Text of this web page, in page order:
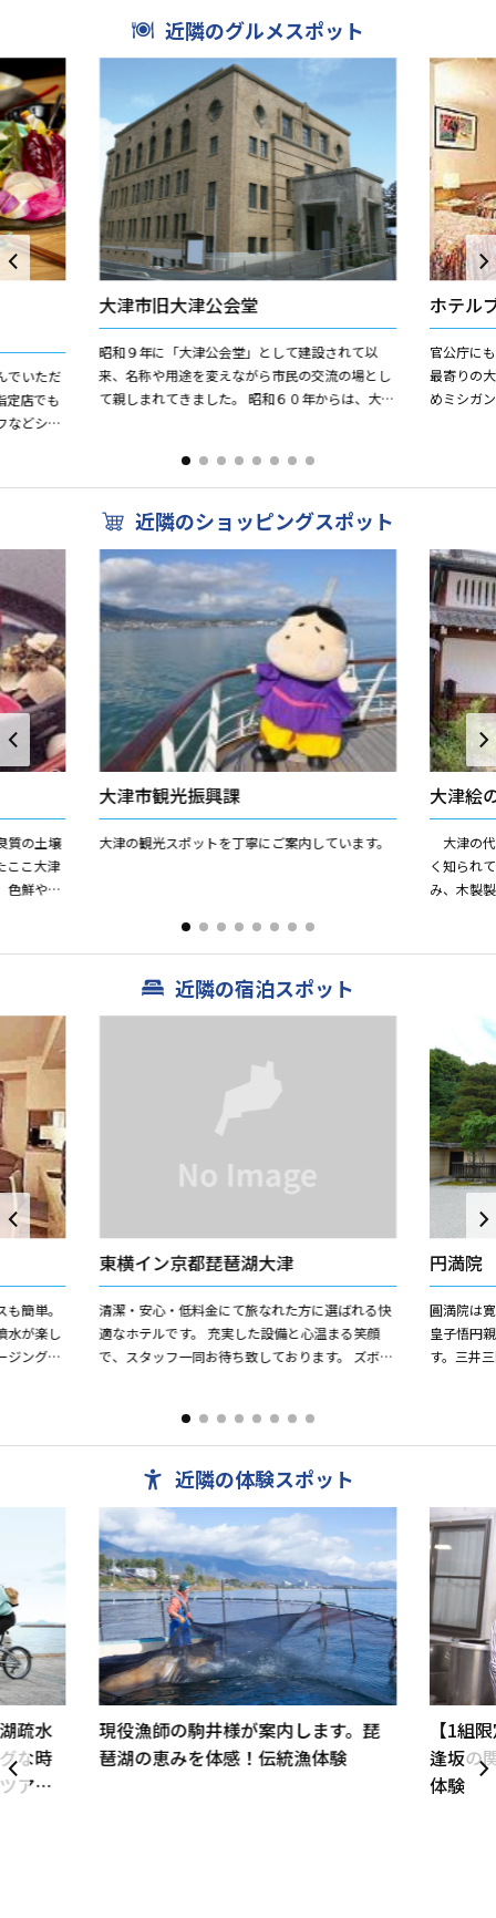
近隣のグルメスポット
でいただ
定店でも
などシン
大津市旧大津公会堂
昭和９年に「大津公会堂」として建設されて以
来、名称や用途を変えながら市民の交流の場とし
て親しまれてきました。 昭和６０年からは、大津
ホテル
官公庁に
最寄りの
めミシガ
近隣のショッピングスポット
質の土壌
ここ大津
色鮮やか
大津市観光振興課
大津の観光スポットを丁寧にご案内しています。
大津絵
大津の
く知られ
み、木製
近隣の宿泊スポット
簡単。
水が楽し
ジングも
東横イン京都琵琶湖大津
清潔・安心・低料金にて旅なれた方に選ばれる快
適なホテルです。 充実した設備と心温まる笑顔
で、スタッフ一同お待ち致しております。 ズボン
円満院
圓満院は
皇子悟円
す。三井
近隣の体験スポット
疏水
な時
ア
現役漁師の駒井様が案内します。琵
琶湖の恵みを体感！伝統漁体験
【1組
逢坂の
体験